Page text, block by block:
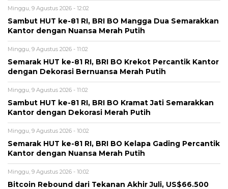
Minggu, 9 Agustus 2026 - 12:02
Sambut HUT ke-81 RI, BRI BO Mangga Dua Semarakkan
Kantor dengan Nuansa Merah Putih
Minggu, 9 Agustus 2026 - 11:02
Semarak HUT ke-81 RI, BRI BO Krekot Percantik Kantor
dengan Dekorasi Bernuansa Merah Putih
Minggu, 9 Agustus 2026 - 11:02
Sambut HUT ke-81 RI, BRI BO Kramat Jati Semarakkan
Kantor dengan Dekorasi Merah Putih
Minggu, 9 Agustus 2026 - 10:02
Semarak HUT ke-81 RI, BRI BO Kelapa Gading Percantik
Kantor dengan Nuansa Merah Putih
Minggu, 9 Agustus 2026 - 10:02
Bitcoin Rebound dari Tekanan Akhir Juli, US$66.500